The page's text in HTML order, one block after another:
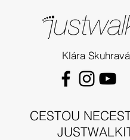
Klára Skuhravá
CESTOU